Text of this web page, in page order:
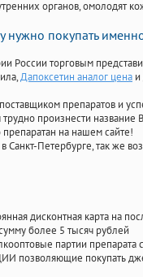
органов, омолодят
покупать
России торговым
,Дапоксетин аналог цена
препаратов и
произнести название
на нашем сайте!
Петербурге, так же
дисконтная карта на
более 5 тысяч рублей
партии препарата
позволяющие покупать